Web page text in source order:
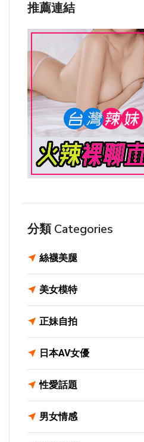
推薦連結
分類 Categories
絲襪美腿
美女模特
正妹自拍
日本AV女優
性愛話題
男女情感